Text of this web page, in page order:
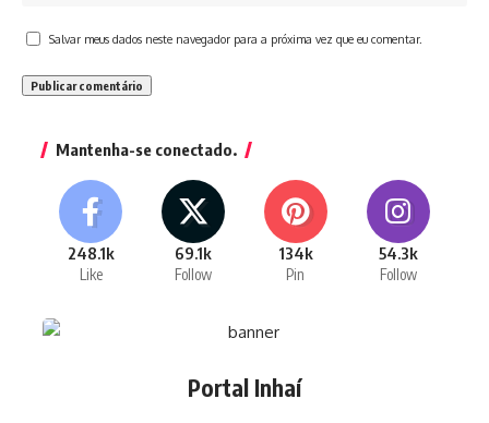
Salvar meus dados neste navegador para a próxima vez que eu comentar.
Mantenha-se conectado.
248.1k
Like
69.1k
Follow
134k
Pin
54.3k
Follow
Portal Inhaí